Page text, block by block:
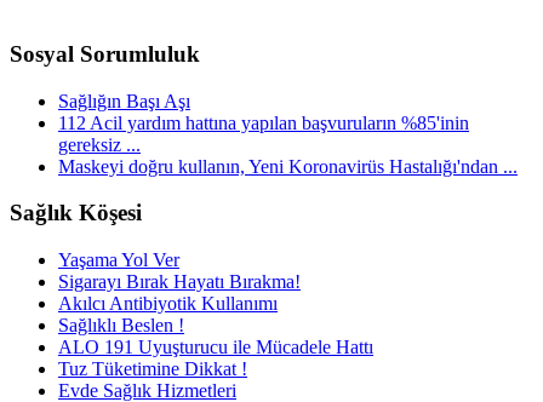
Sosyal Sorumluluk
Sağlığın Başı Aşı
112 Acil yardım hattına yapılan başvuruların %85'inin
gereksiz ...
Maskeyi doğru kullanın, Yeni Koronavirüs Hastalığı'ndan ...
Sağlık Köşesi
Yaşama Yol Ver
Sigarayı Bırak Hayatı Bırakma!
Akılcı Antibiyotik Kullanımı
Sağlıklı Beslen !
ALO 191 Uyuşturucu ile Mücadele Hattı
Tuz Tüketimine Dikkat !
Evde Sağlık Hizmetleri